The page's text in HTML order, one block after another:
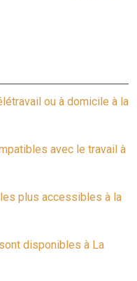
ou à domicile à la
avec le travail à
plus accessibles à la
disponibles à La